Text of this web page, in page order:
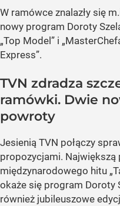
W ramówce znalazły się
nowy program Doroty
„Top Model” i
Express”.
TVN zdradza
ramówki. Dwie
powroty
Jesienią TVN połączy
propozycjami.
międzynarodowego hitu
okaże się program Doroty
również jubileuszowe